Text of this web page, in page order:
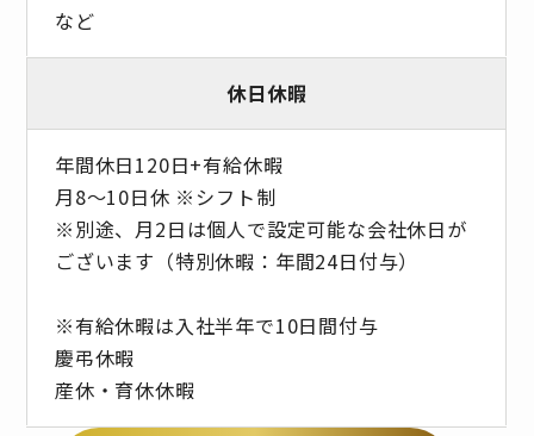
など
休日休暇
年間休日120日+有給休暇
月8～10日休 ※シフト制
※別途、月2日は個人で設定可能な会社休日が
ございます（特別休暇：年間24日付与）
※有給休暇は入社半年で10日間付与
慶弔休暇
産休・育休休暇